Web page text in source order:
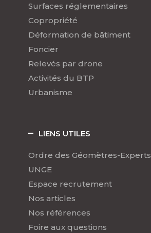
Surfaces réglementaires
Copropriété
Déformation de bâtiment
Foncier
Relevés par drone
Activités du BTP
Urbanisme
LIENS UTILES
Ordre des Géomètres-Experts
UNGE
Espace recrutement
Nos articles
Nos références
Foire aux questions